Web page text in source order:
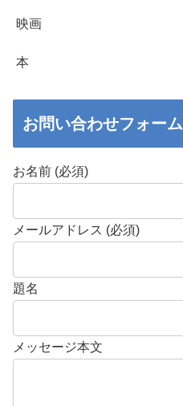
映画
本
お問い合わせフォーム
お名前 (必須)
メールアドレス (必須)
題名
メッセージ本文